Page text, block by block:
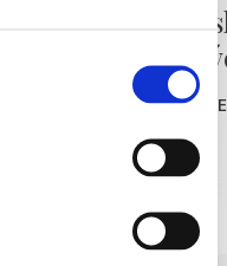
READ MORE